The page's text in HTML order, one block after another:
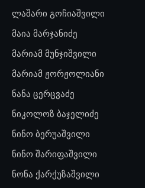
ლაშარი გოჩიაშვილი
მაია მარჯანიძე
მარიამ მუნჯიშვილი
მარიამ ჟორჟოლიანი
ნანა ცერცვაძე
ნიკოლოზ ბაჯელიძე
ნინო ბერუაშვილი
ნინო შარიფაშვილი
ნონა ქარქუზაშვილი